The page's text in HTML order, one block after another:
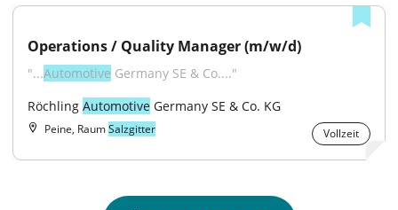
Operations / Quality Manager (m/w/d)
"...Automotive Germany SE & Co...."
Röchling Automotive Germany SE & Co. KG
Peine, RaumSalzgitter Vollzeit